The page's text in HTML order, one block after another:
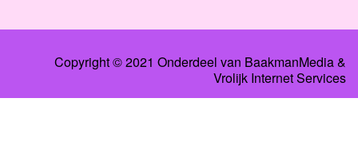
Copyright © 2021 Onderdeel van BaakmanMedia&
Vrolijk Internet Services